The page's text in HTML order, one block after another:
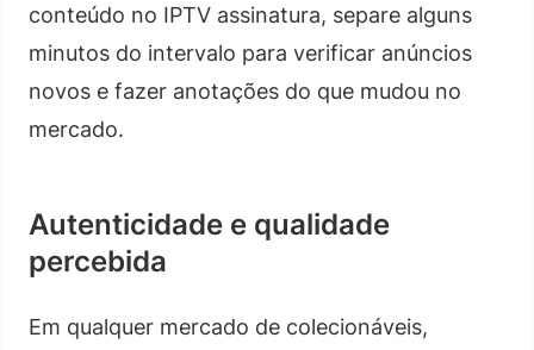
conteúdo no IPTV assinatura, separe alguns
minutos do intervalo para verificar anúncios
novos e fazer anotações do que mudou no
mercado.
Autenticidade e qualidade
percebida
Em qualquer mercado de colecionáveis,